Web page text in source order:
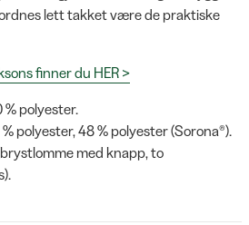
lett takket være de praktiske
finner du HER >
% polyester.
polyester, 48 % polyester (Sorona®).
med knapp, to